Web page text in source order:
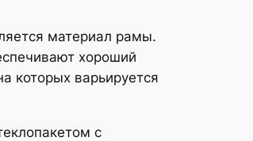
материал рамы.
хороший
которых варьируется
с